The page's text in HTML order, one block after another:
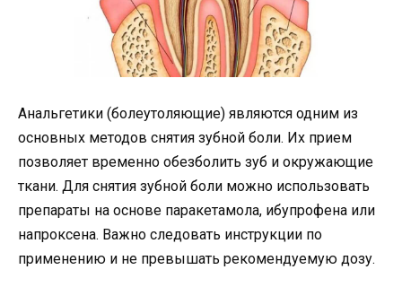
Анальгетики (болеутоляющие) являются одним из
основных методов снятия зубной боли. Их прием
позволяет временно обезболить зуб и окружающие
ткани. Для снятия зубной боли можно использовать
препараты на основе паракетамола, ибупрофена или
напроксена. Важно следовать инструкции по
применению и не превышать рекомендуемую дозу.